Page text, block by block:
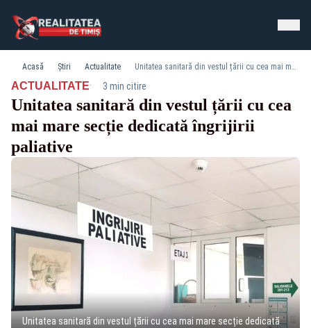
Acasă Știri Actualitate Unitatea sanitară din vestul țării cu cea mai mare secție dedicată îngrijirii paliative
ACTUALITATE· 3 min citire
Unitatea sanitară din vestul țării cu cea
mai mare secție dedicată îngrijirii
paliative
Unitatea sanitară din vestul țării cu cea mai mare secție dedicată